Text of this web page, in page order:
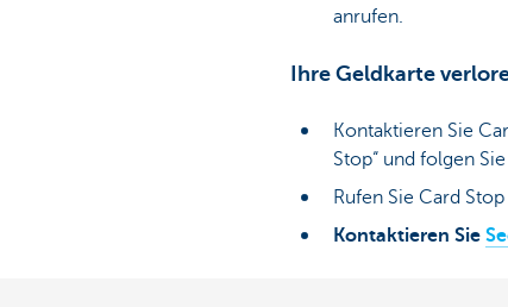
anrufen.
Ihre Geldkarte
Kontaktieren Sie
Stop“ und folgen
Rufen Sie Card
Kontaktieren Sie